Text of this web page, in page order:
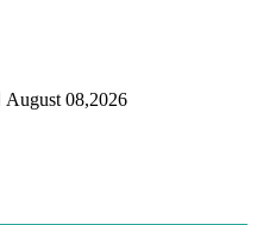
August 08,2026